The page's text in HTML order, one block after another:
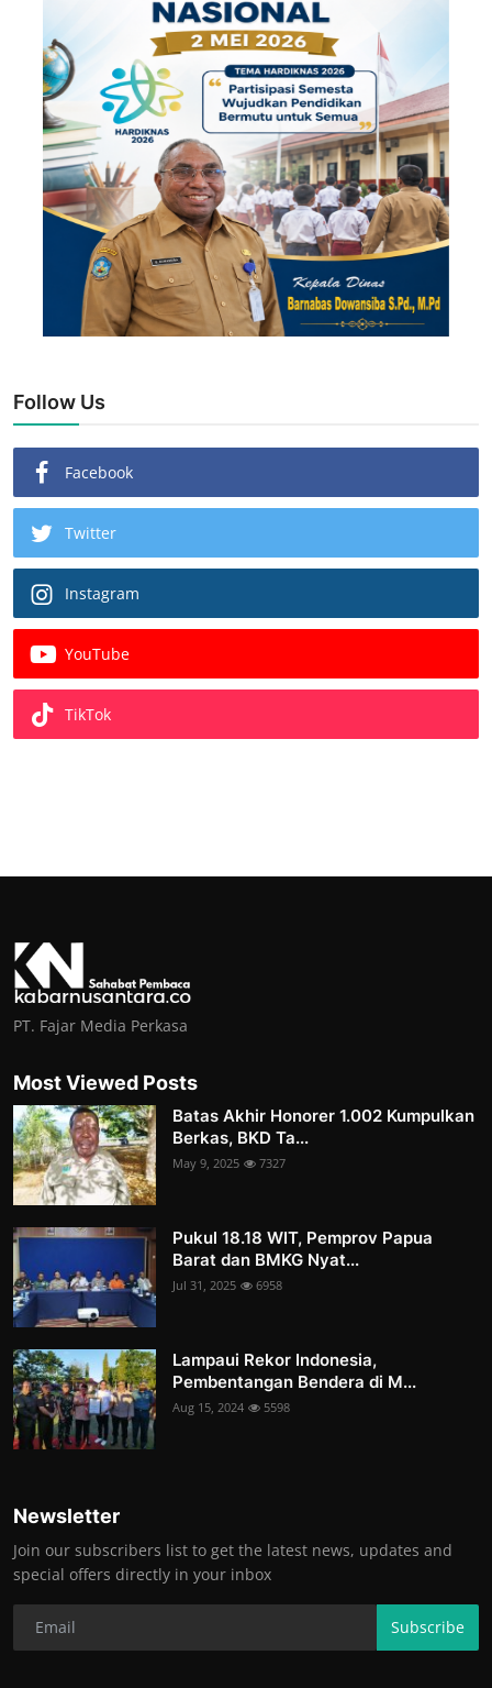
Follow Us
Facebook
Twitter
Instagram
YouTube
TikTok
PT. Fajar Media Perkasa
Most Viewed Posts
Batas Akhir Honorer 1.002 Kumpulkan
Berkas, BKD Ta...
May 9, 2025 7327
Pukul 18.18 WIT, Pemprov Papua
Barat dan BMKG Nyat...
Jul 31, 2025 6958
Lampaui Rekor Indonesia,
Pembentangan Bendera di M...
Aug 15, 2024 5598
Newsletter
Join our subscribers list to get the latest news, updates and
special offers directly in your inbox
Subscribe